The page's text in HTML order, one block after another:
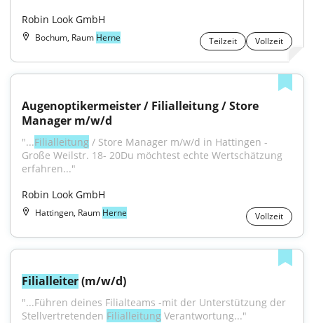
Robin Look GmbH
Bochum, Raum Herne Teilzeit Vollzeit
Augenoptikermeister / Filialleitung / Store
Manager m/w/d
"...Filialleitung / Store Manager m/w/d in Hattingen -
Große Weilstr. 18- 20Du möchtest echte Wertschätzung
erfahren..."
Robin Look GmbH
Hattingen, Raum Herne Vollzeit
Filialleiter (m/w/d)
"...Führen deines Filialteams -mit der Unterstützung der
Stellvertretenden Filialleitung Verantwortung..."